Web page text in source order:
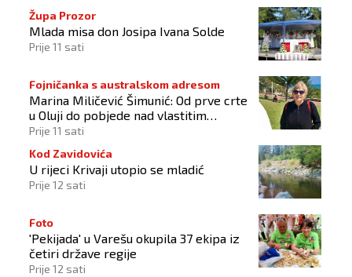
Župa Prozor
Mlada misa don Josipa Ivana Solde
Prije 11 sati
Fojničanka s australskom adresom
Marina Miličević Šimunić: Od prve crte
u Oluji do pobjede nad vlastitim
„olujama“
Prije 11 sati
Kod Zavidovića
U rijeci Krivaji utopio se mladić
Prije 12 sati
Foto
'Pekijada' u Varešu okupila 37 ekipa iz
četiri države regije
Prije 12 sati